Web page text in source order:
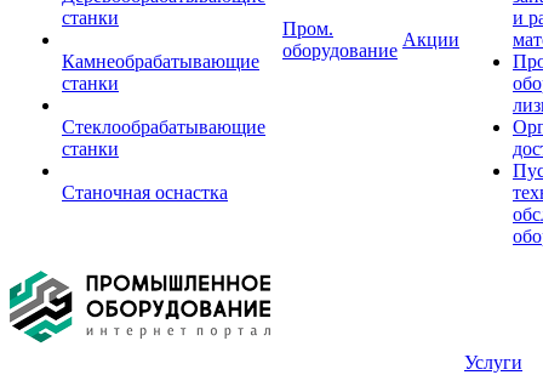
станки
Камнеобрабатывающие
станки
Стеклообрабатывающие
станки
Станочная оснастка
Пром.
оборудование
Акции
и
Услуги